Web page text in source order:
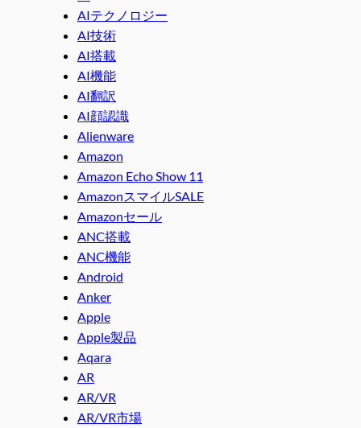
AIテクノロジー
AI技術
AI搭載
AI機能
AI翻訳
AI顔認識
Alienware
Amazon
Amazon Echo Show 11
AmazonスマイルSALE
Amazonセール
ANC搭載
ANC機能
Android
Anker
Apple
Apple製品
Aqara
AR
AR/VR
AR/VR市場